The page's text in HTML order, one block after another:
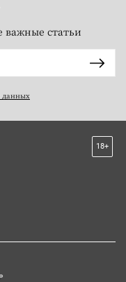
статьи
данных
18+